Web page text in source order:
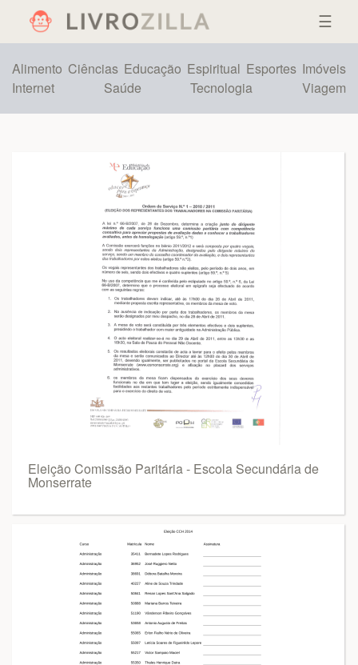
☰
Alimento Ciências Educação Espiritual Esportes Imóveis
Internet
Saúde Tecnologia Viagem
Eleição Comissão Paritária - Escola Secundária de
Monserrate